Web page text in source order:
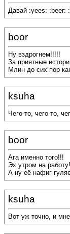
Давай :yees: :beer:
boor
Ну вздрогнем!!!!!
За приятные
Млин до сих пор
ksuha
Чего-то, чего-то,
boor
Ага именно того!!!
Эх утром на работу!
А ну её нафиг
ksuha
Вот уж точно, и